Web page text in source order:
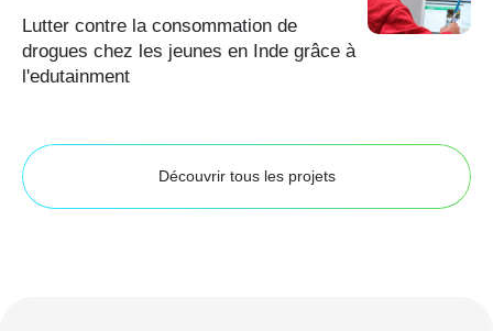
Découvrir tous les projets
Lutter contre la consommation de
drogues chez les jeunes en Inde grâce à
l'edutainment